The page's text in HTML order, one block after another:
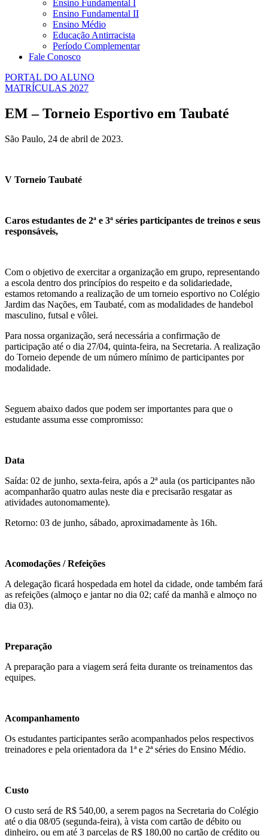
Ensino Fundamental I
Ensino Fundamental II
Ensino Médio
Educação Antirracista
Período Complementar
Fale Conosco
PORTAL DO ALUNO
MATRÍCULAS 2027
EM – Torneio Esportivo em Taubaté
São Paulo, 24 de abril de 2023.
V Torneio Taubaté
Caros estudantes de 2ª e 3ª séries participantes de treinos e seus
responsáveis,
Com o objetivo de exercitar a organização em grupo, representando
a escola dentro dos princípios do respeito e da solidariedade,
estamos retomando a realização de um torneio esportivo no Colégio
Jardim das Nações, em Taubaté, com as modalidades de handebol
masculino, futsal e vôlei.
Para nossa organização, será necessária a confirmação de
participação até o dia 27/04, quinta-feira, na Secretaria. A realização
do Torneio depende de um número mínimo de participantes por
modalidade.
Seguem abaixo dados que podem ser importantes para que o
estudante assuma esse compromisso:
Data
Saída: 02 de junho, sexta-feira, após a 2ª aula (os participantes não
acompanharão quatro aulas neste dia e precisarão resgatar as
atividades autonomamente).
Retorno: 03 de junho, sábado, aproximadamente às 16h.
Acomodações / Refeições
A delegação ficará hospedada em hotel da cidade, onde também fará
as refeições (almoço e jantar no dia 02; café da manhã e almoço no
dia 03).
Preparação
A preparação para a viagem será feita durante os treinamentos das
equipes.
Acompanhamento
Os estudantes participantes serão acompanhados pelos respectivos
treinadores e pela orientadora da 1ª e 2ª séries do Ensino Médio.
Custo
O custo será de R$ 540,00, a serem pagos na Secretaria do Colégio
até o dia 08/05 (segunda-feira), à vista com cartão de débito ou
dinheiro, ou em até 3 parcelas de R$ 180,00 no cartão de crédito ou